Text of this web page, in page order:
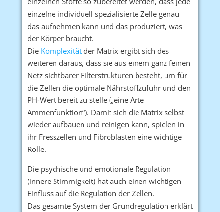
einzelne individuell spezialisierte Zelle genau
das aufnehmen kann und das produziert, was
der Körper braucht.
Die Komplexitätder Matrix ergibt sich des
weiteren daraus, dass sie aus einem ganz feinen
Netz sichtbarer Filterstrukturen besteht, um für
die Zellen die optimale Nährstoffzufuhr und den
PH-Wert bereit zu stelle („eine Arte
Ammenfunktion“). Damit sich die Matrix selbst
wieder aufbauen und reinigen kann, spielen in
ihr Fresszellen und Fibroblasten eine wichtige
Rolle.
Die psychische und emotionale Regulation
(innere Stimmigkeit) hat auch einen wichtigen
Einfluss auf die Regulation der Zellen.
Das gesamte System der Grundregulation erklärt